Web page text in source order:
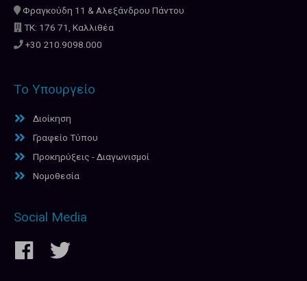
Φραγκούδη 11 & Αλεξάνδρου Πάντου
ΤΚ: 176 71, Καλλιθέα
+30 210.9098.000
Το Υπουργείο
Διοίκηση
Γραφείο Τύπου
Προκηρύξεις - Διαγωνισμοί
Νομοθεσία
Social Media